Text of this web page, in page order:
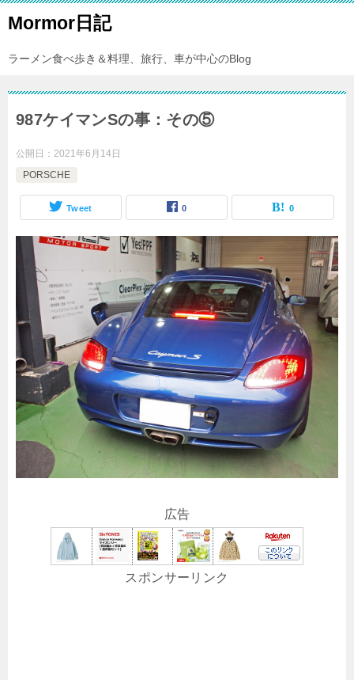
Mormor日記
ラーメン食べ歩き＆料理、旅行、車が中心のBlog
987ケイマンSの事：その⑤
公開日： 2021年6月14日
PORSCHE
Tweet 0 0
広告
スポンサーリンク